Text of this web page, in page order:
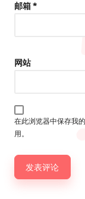
邮箱*
网站
在此浏览器中保存我
用。